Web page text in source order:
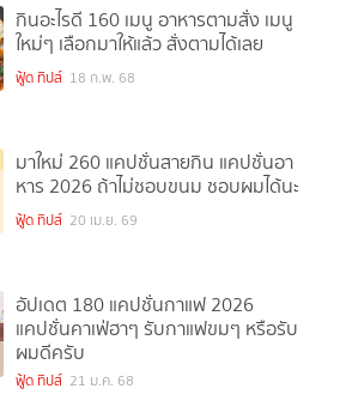
กินอะไรดี 160 เมนู อาหารตามสั่ง เมนู
ใหม่ๆ เลือกมาให้แล้ว สั่งตามได้เลย
ฟู้ด ทิปส์ 18 ก.พ. 68
มาใหม่ 260 แคปชั่นสายกิน แคปชั่นอา
หาร 2026 ถ้าไม่ชอบขนม ชอบผมได้นะ
ฟู้ด ทิปส์ 20 เม.ย. 69
อัปเดต 180 แคปชั่นกาแฟ 2026
แคปชั่นคาเฟ่ฮาๆ รับกาแฟขมๆ หรือรับ
ผมดีครับ
ฟู้ด ทิปส์ 21 ม.ค. 68